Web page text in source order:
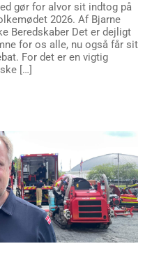
gør for alvor sit indtog på
2026. Af Bjarne
Beredskaber Det er dejligt
for os alle, nu også får sit
For det er en vigtig
[…]